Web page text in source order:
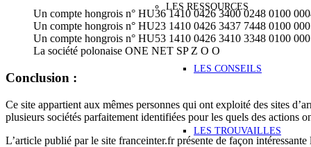
LES RESSOURCES
LES CONSEILS
LES TROUVAILLES
Un compte hongrois n° HU36 1410 0426 3400 0248 0100
Un compte hongrois n° HU23 1410 0426 3437 7448 0100
Un compte hongrois n° HU53 1410 0426 3410 3348 0100
La société polonaise ONE NET SP Z O O
Conclusion :
Ce site appartient aux mêmes personnes qui ont exploité des sites
plusieurs sociétés parfaitement identifiées pour les quels des actions
L’article publié par le site franceinter.fr présente de façon